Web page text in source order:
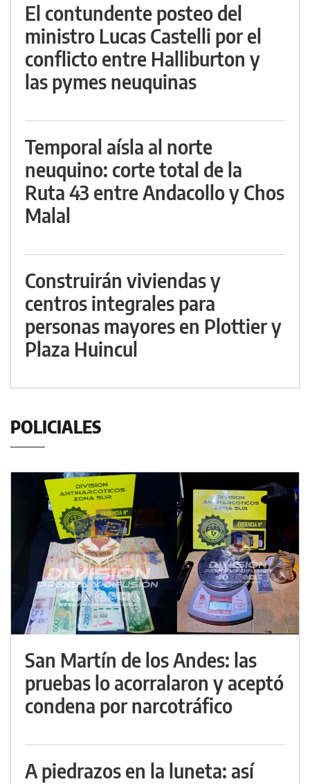
El contundente posteo del
ministro Lucas Castelli por el
conflicto entre Halliburton y
las pymes neuquinas
Temporal aísla al norte
neuquino: corte total de la
Ruta 43 entre Andacollo y Chos
Malal
Construirán viviendas y
centros integrales para
personas mayores en Plottier y
Plaza Huincul
POLICIALES
San Martín de los Andes: las
pruebas lo acorralaron y aceptó
condena por narcotráfico
A piedrazos en la luneta: así